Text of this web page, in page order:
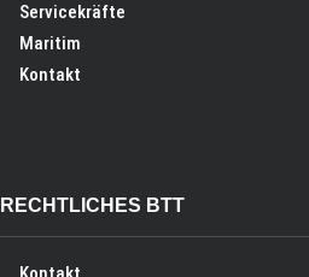
Servicekräfte
Maritim
Kontakt
RECHTLICHES BTT